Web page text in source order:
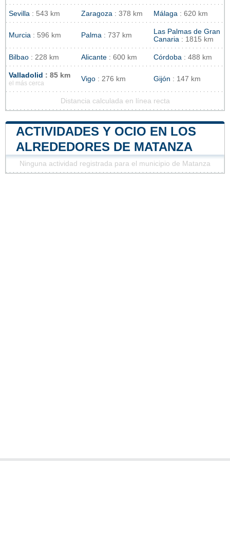
Sevilla : 543 km Zaragoza : 378 km Málaga : 620 km
Murcia : 596 km Palma : 737 km
Las Palmas de Gran
Canaria : 1815 km
Bilbao : 228 km Alicante : 600 km Córdoba : 488 km
Valladolid : 85 km
el más cerca
Vigo : 276 km Gijón : 147 km
Distancia calculada en línea recta
ACTIVIDADES Y OCIO EN LOS
ALREDEDORES DE MATANZA
Ninguna actividad registrada para el municipio de Matanza